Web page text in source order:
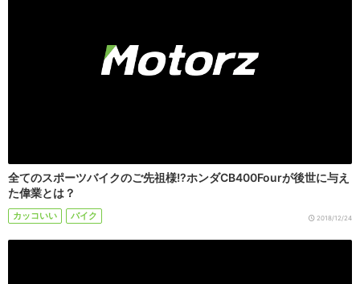
全てのスポーツバイクのご先祖様!?ホンダCB400Fourが後世に与え
た偉業とは？
カッコいい バイク 2018/12/24